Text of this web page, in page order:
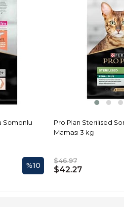
Somonlu
%10
Pro Plan Sterilised
Maması 3 kg
$46.97
$42.27